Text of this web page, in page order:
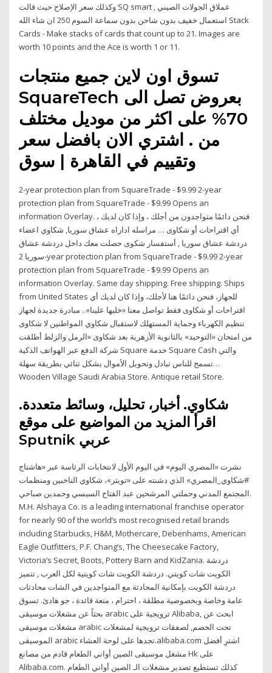
وكذلك سعر الإصلاح حيث قالت SQ smart , عملاق الجولات الصيني
استعمال خفيف بدون شاحن بدون سماعة السوم 250 ان شاء الله Stack
Cards - Make stacks of cards that count up to 21. Images are
worth 10 points and the Ace is worth 1 or 11.
تسوق اون لاين جميع منتجات
SquareTech بعروض تصل الى
70% على اكثر من موديل مختلف
من . اشتري الان بافضل سعر
وتقييم في القاهرة | سوق
2-year protection plan from SquareTrade - $9.99 2-year
protection plan from SquareTrade - $9.99 Opens an
information Overlay. ، فنحن دائمًا متواجدون من أجلك ، وإذا كان لديك
أي اقتراحات أو شكاوى … مراسله اداراه عشاق سوريا, شكاوي اعضاء
دردشة عشاق سوريا , أستفسار شكوى حصلت معك داخل دردشة عشاق
سوريا 2-year protection plan from SquareTrade - $9.99 2-year
protection plan from SquareTrade - $9.99 Opens an
information Overlay. Same day shipping. Free shipping. Ships
from United States للجهاز، فنحن دائمًا هنا لأجلك، وإذا كان لديك أي
اقتراحات أو شكاوى فقط تواصل معنا «خليها علينا».. مبادرة جديدة لجهاز
تنظيم الكهرباء وحماية المستهلك لاستقبال شكاوي المواطنين لا شكاوى
من امتحان «التوحيد» بالثانوية الأزهرية بعد شكاوى «الرمل والزلط أطلقت
شركة الدفع عبر الهواتف الذكية Square خدمة Square Cash والتي
تسمح للناس تبادل وتحويل الأموال بشكل ثنائي بطريقة سهلة…
Wooden Village Saudi Arabia Store. Antique retail Store.
شكاوي. أخبار، تحليل، وسائط متعددة.
اقرأ المزيد من المواضيع على موقع
Sputnik عربي
نشرت «المصري اليوم» في اليوم الأول لانتخابات الرئاسة عبر «هاشتاج
#شكاوي_المصري» الذي دشنته على «تويتر»، شكاوي الناخبين ومنظمات
المجتمع المدني وحملتي المرشحين عبد الفتاح السيسي وحمدين صباحي.
M.H. Alshaya Co. is a leading international franchise operator
for nearly 90 of the world’s most recognised retail brands
including Starbucks, H&M, Mothercare, Debenhams, American
Eagle Outfitters, P.F. Chang’s, The Cheesecake Factory,
Victoria’s Secret, Boots, Pottery Barn and KidZania. دردشة
الكويت شات كويتي. دردشة الكويت شات كويتية لكل العرب , تتميز
دردشة الكويت بإمكانية المحادثة مع المتواجدين في الشات محادثات
عامة وخاصة وبخصوصية مطلقة ، احترام ، متعة فائدة ، جو هادئ. تسوق
بحثاً عن مشغلات موسيقى arabic ترويجية على Alibaba, ابحث عن
مشغلات موسيقى arabic تحت الخصم, لصفقات ترويجية لمشغلات
الموسيقى arabic تجدها على لوحة العشاء.alibaba.com اشترِ أفضل
مشغل موسيقى الصين أواني الطعام قادم من مصانع Hk على
Alibaba.com. كذلك تستطيع تصدير مشغلات الـ الصين أواني الطعام